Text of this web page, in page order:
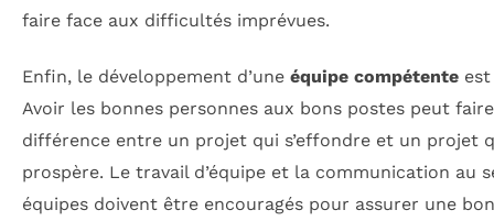
faire face aux difficultés imprévues.
Enfin, le développement d’une équipe compétente
Avoir les bonnes personnes aux bons postes peut
différence entre un projet qui s’effondre et un projet
prospère. Le travail d’équipe et la communication au
équipes doivent être encouragés pour assurer une